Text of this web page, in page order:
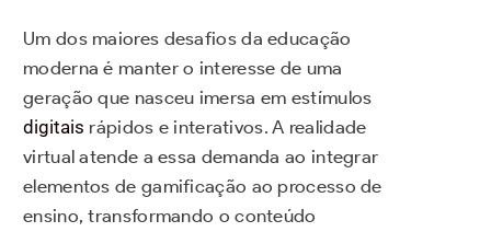
Um dos maiores desafios da educação
moderna é manter o interesse de uma
geração que nasceu imersa em estímulos
digitais rápidos e interativos. A realidade
virtual atende a essa demanda ao integrar
elementos de gamificação ao processo de
ensino, transformando o conteúdo